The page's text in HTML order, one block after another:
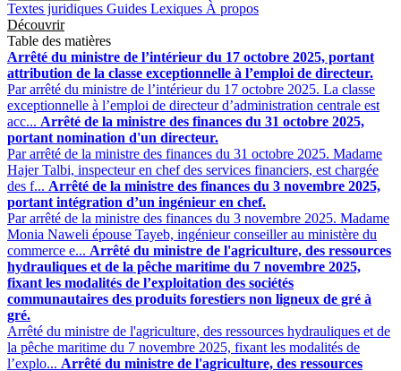
Textes juridiques Guides Lexiques À propos
Découvrir
Table des matières
Arrêté du ministre de l’intérieur du 17 octobre 2025, portant
attribution de la classe exceptionnelle à l’emploi de directeur.
Par arrêté du ministre de l’intérieur du 17 octobre 2025. La classe
exceptionnelle à l’emploi de directeur d’administration centrale est
acc... Arrêté de la ministre des finances du 31 octobre 2025,
portant nomination d'un directeur.
Par arrêté de la ministre des finances du 31 octobre 2025. Madame
Hajer Talbi, inspecteur en chef des services financiers, est chargée
des f... Arrêté de la ministre des finances du 3 novembre 2025,
portant intégration d’un ingénieur en chef.
Par arrêté de la ministre des finances du 3 novembre 2025. Madame
Monia Naweli épouse Tayeb, ingénieur conseiller au ministère du
commerce e... Arrêté du ministre de l'agriculture, des ressources
hydrauliques et de la pêche maritime du 7 novembre 2025,
fixant les modalités de l’exploitation des sociétés
communautaires des produits forestiers non ligneux de gré à
gré.
Arrêté du ministre de l'agriculture, des ressources hydrauliques et de
la pêche maritime du 7 novembre 2025, fixant les modalités de
l’explo... Arrêté du ministre de l'agriculture, des ressources